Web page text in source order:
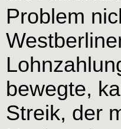
Problem
bewegte,
Streik, der